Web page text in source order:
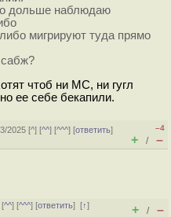
дольше наблюдаю
мигрируют туда прямо
сабж?
чтоб ни МС, ни гугл
ее себе бекапили.
2025 [^] [^^] [^^^] [ответить]
–4
+ / –
[^^] [^^^] [ответить][↑]
+ / –